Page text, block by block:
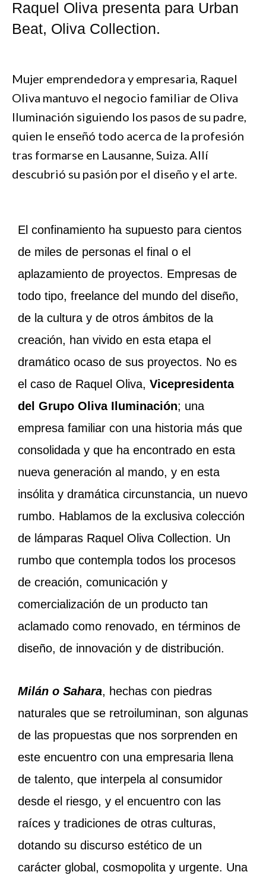
Raquel Oliva presenta para Urban
Beat, Oliva Collection.
Mujer emprendedora y empresaria, Raquel
Oliva mantuvo el negocio familiar de Oliva
Iluminación siguiendo los pasos de su padre,
quien le enseñó todo acerca de la profesión
tras formarse en Lausanne, Suiza. Allí
descubrió su pasión por el diseño y el arte.
El confinamiento ha supuesto para cientos
de miles de personas el final o el
aplazamiento de proyectos. Empresas de
todo tipo, freelance del mundo del diseño,
de la cultura y de otros ámbitos de la
creación, han vivido en esta etapa el
dramático ocaso de sus proyectos. No es
el caso de Raquel Oliva, Vicepresidenta
del Grupo Oliva Iluminación; una
empresa familiar con una historia más que
consolidada y que ha encontrado en esta
nueva generación al mando, y en esta
insólita y dramática circunstancia, un nuevo
rumbo. Hablamos de la exclusiva colección
de lámparas Raquel Oliva Collection. Un
rumbo que contempla todos los procesos
de creación, comunicación y
comercialización de un producto tan
aclamado como renovado, en términos de
diseño, de innovación y de distribución.
Milán o Sahara, hechas con piedras
naturales que se retroiluminan, son algunas
de las propuestas que nos sorprenden en
este encuentro con una empresaria llena
de talento, que interpela al consumidor
desde el riesgo, y el encuentro con las
raíces y tradiciones de otras culturas,
dotando su discurso estético de un
carácter global, cosmopolita y urgente. Una